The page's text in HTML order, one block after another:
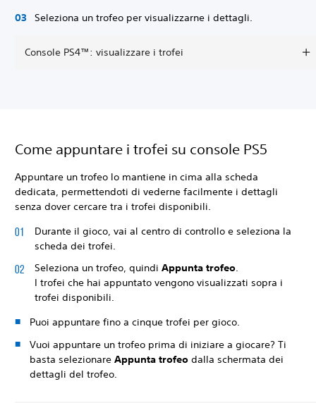
Seleziona un trofeo per visualizzarne i dettagli.
Console PS4™: visualizzare i trofei
Come appuntare i trofei su console PS5
Appuntare un trofeo lo mantiene in cima alla scheda
dedicata, permettendoti di vederne facilmente i dettagli
senza dover cercare tra i trofei disponibili.
Durante il gioco, vai al centro di controllo e seleziona la
scheda dei trofei.
Seleziona un trofeo, quindi Appunta trofeo.
I trofei che hai appuntato vengono visualizzati sopra i
trofei disponibili.
Puoi appuntare fino a cinque trofei per gioco.
Vuoi appuntare un trofeo prima di iniziare a giocare? Ti
basta selezionare Appunta trofeo dalla schermata dei
dettagli del trofeo.